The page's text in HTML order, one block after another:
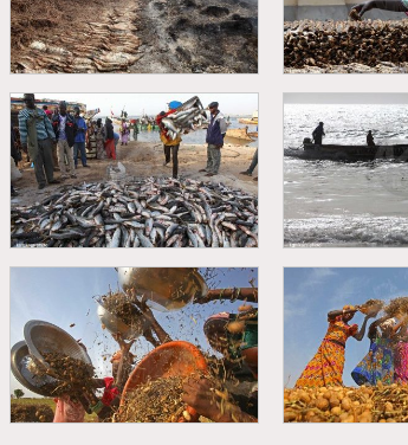
Kayar - Transformation du
poisson
Kayar -
Kayar - Transformation du
poisson
Kayar -
Saint-Louis - Retour de
pêche - déchargement de
poissons
Saint-
pêche -